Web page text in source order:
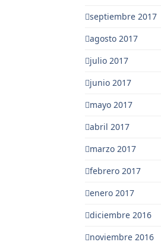
septiembre 2017
agosto 2017
julio 2017
junio 2017
mayo 2017
abril 2017
marzo 2017
febrero 2017
enero 2017
diciembre 2016
noviembre 2016